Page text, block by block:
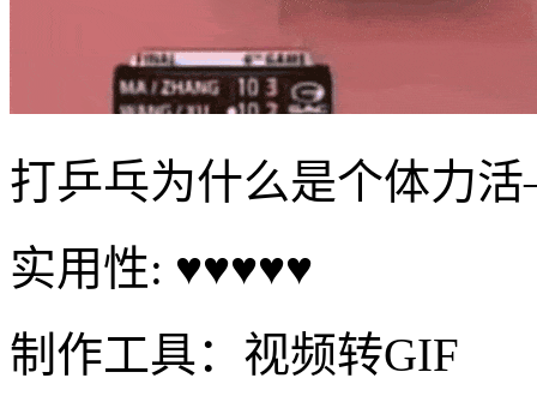
打乒乓为什么是个体力
实用性: ♥♥♥♥♥
制作工具：视频转GIF